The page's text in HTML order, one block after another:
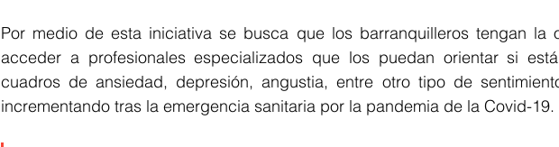
Por medio de esta iniciativa se busca que los barranquilleros tengan la
acceder a profesionales especializados que los puedan orientar si
cuadros de ansiedad, depresión, angustia, entre otro tipo de
incrementando tras la emergencia sanitaria por la pandemia de la Covid-19.